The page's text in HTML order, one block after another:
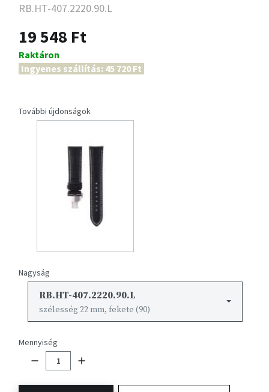
RB.HT-407.2220.90.L
19 548 Ft
Raktáron
Ingyenes szállítás: 45 720 Ft
További újdonságok
Nagyság
RB.HT-407.2220.90.L
szélesség 22 mm, fekete (90)
Mennyiség